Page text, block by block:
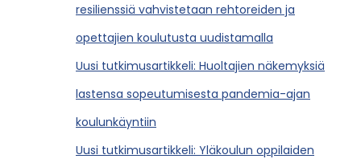
resilienssiä vahvistetaan rehtoreiden ja
opettajien koulutusta uudistamalla
Uusi tutkimusartikkeli: Huoltajien näkemyksiä
lastensa sopeutumisesta pandemia-ajan
koulunkäyntiin
Uusi tutkimusartikkeli: Yläkoulun oppilaiden